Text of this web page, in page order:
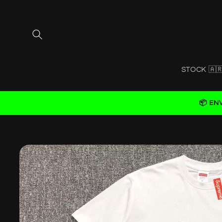
STOCK
📦
Skip to
product
information